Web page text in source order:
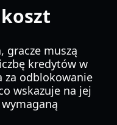
gracze muszą
kredytów w
za odblokowanie
wskazuje na jej